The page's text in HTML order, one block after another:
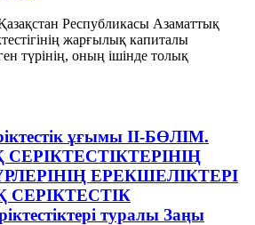
Республикасы Азаматтық
жарғылық капиталы
түрінің, оның ішінде толық
ұғымы II-БӨЛIМ.
ЕРЕКШЕЛIКТЕРI
СЕРIКТЕСТIК
туралы Заңы